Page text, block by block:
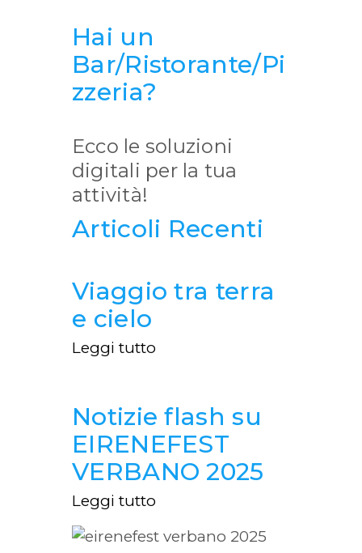
Hai un
Bar/Ristorante/Pi
zzeria?
Ecco le soluzioni
digitali per la tua
attività!
Articoli Recenti
Viaggio tra terra
e cielo
Leggi tutto
Notizie flash su
EIRENEFEST
VERBANO 2025
Leggi tutto